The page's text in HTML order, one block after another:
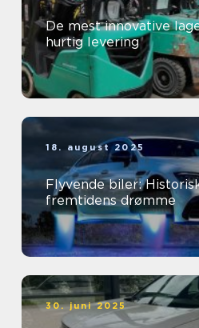
De mest innovative
hurtig levering
18. august 2025
Flyvende biler:
fremtidens drømme
30. juni 2025